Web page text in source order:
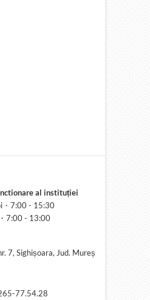
al instituției
・7:00 - 15:30
7:00 - 13:00
7, Sighișoara, Jud. Mureș
77.54.28